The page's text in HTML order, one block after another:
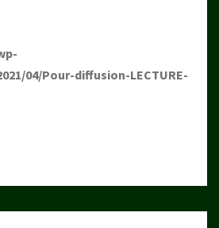
04/Pour-diffusion-LECTURE-